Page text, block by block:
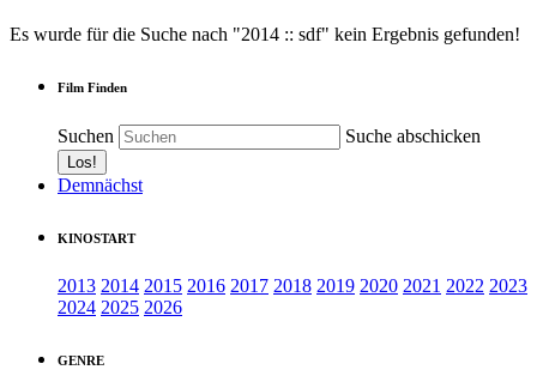
Es wurde für die Suche nach "2014 :: sdf" kein Ergebnis gefunden!
Film Finden
Suchen Suche abschicken
Demnächst
KINOSTART
2013 2014 2015 2016 2017 2018 2019 2020 2021 2022 2023
2024 2025 2026
GENRE